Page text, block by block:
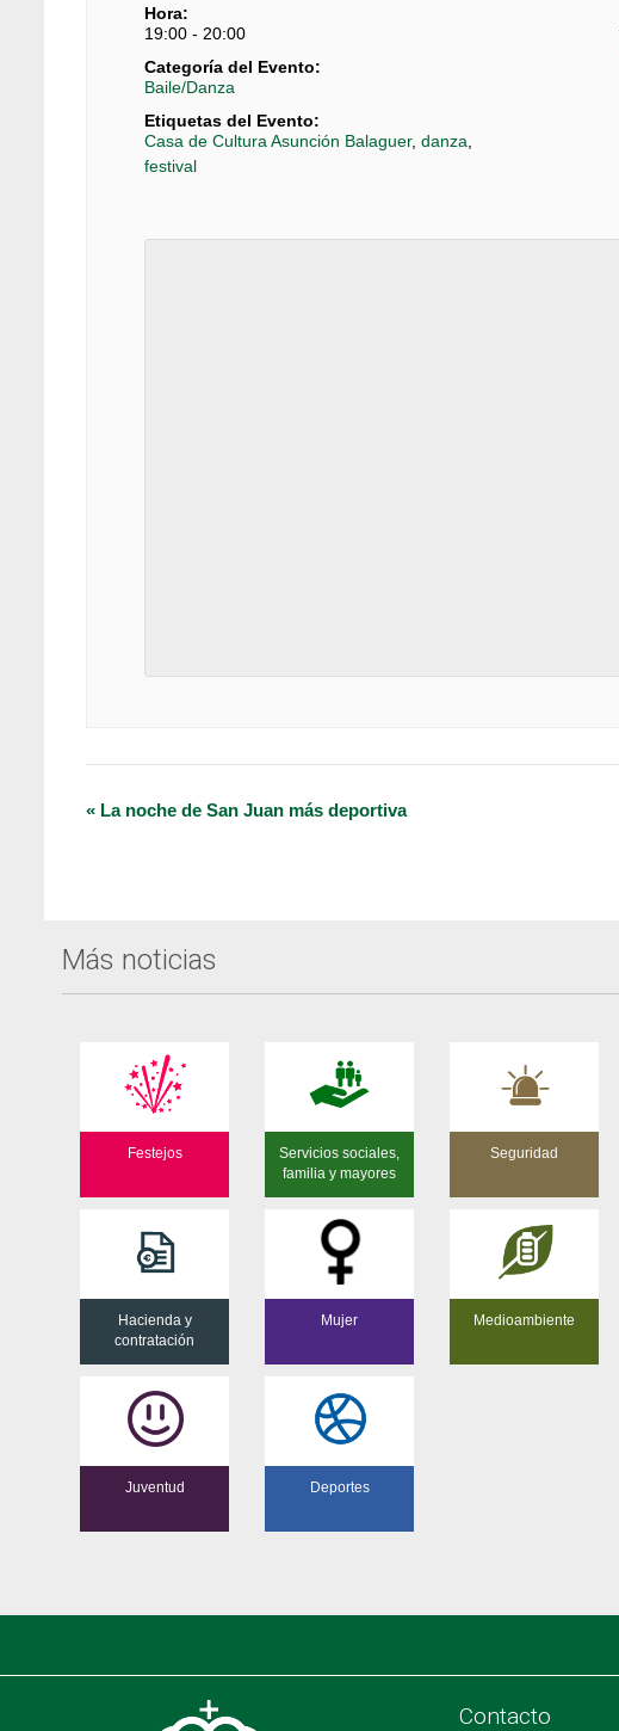
Hora:
19:00 - 20:00
Categoría del Evento:
Baile/Danza
Etiquetas del Evento:
Casa de Cultura Asunción Balaguer, danza
festival
Navegación
« La noche de San Juan más deportiva
Más noticias
Festejos
Servicios sociales,
familia y mayores
Seguridad
Hacienda y
contratación
Mujer Medioambiente
Juventud Deportes
Contacto